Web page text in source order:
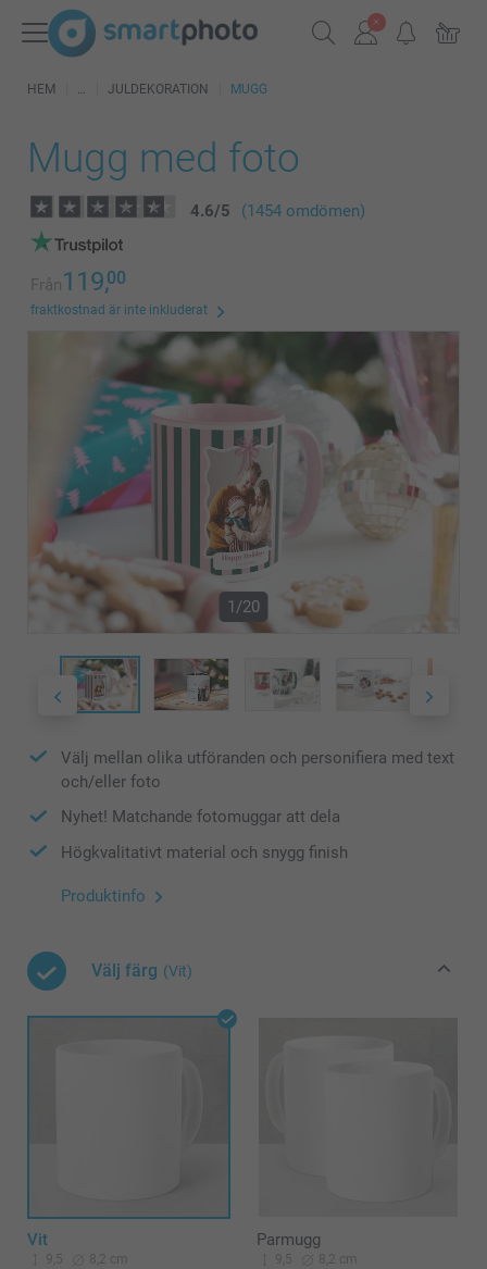
HEM JULDEKORATION MUGG
Mugg med foto
4.6/5 (1454 omdömen)
Från119,00
fraktkostnad är inte inkluderat
1/20
Välj mellan olika utföranden och personifiera med text
och/eller foto
Nyhet! Matchande fotomuggar att dela
Högkvalitativt material och snygg finish
Produktinfo
Välj färg (Vit)
Vit
9,5 8,2 cm
Parmugg
9,5 8,2 cm